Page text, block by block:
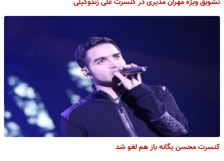
کنسرت محسن یگانه باز هم لغو شد